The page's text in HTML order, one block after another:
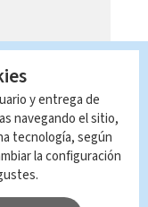
y entrega de
navegando el sitio,
tecnología, según
la configuración